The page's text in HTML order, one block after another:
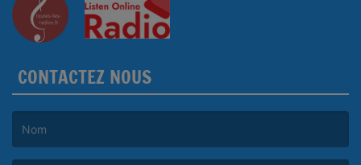
CONTACTEZ NOUS